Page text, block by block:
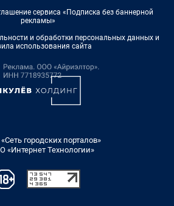
сервиса «Подписка без баннерной
рекламы»
и обработки персональных данных и
использования сайта
городских порталов»
«Интернет Технологии»